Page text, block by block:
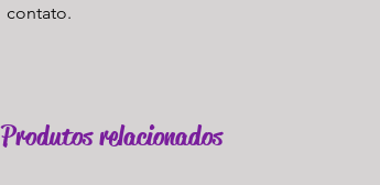
contato.
Produtos relacionados